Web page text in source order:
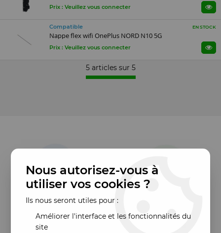
Prix : Veuillez vous connecter
Compatible EN STOCK
Nappe flex wifi OnePlus NORD N10 5G
Prix : Veuillez vous connecter
5 articles sur 5
Nous autorisez-vous à
utiliser vos cookies ?
Ils nous seront utiles pour :
Améliorer l'interface et les fonctionnalités du
site